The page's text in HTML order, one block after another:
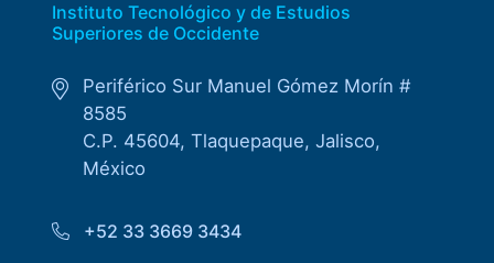
Instituto Tecnológico y de Estudios
Superiores de Occidente
Periférico Sur Manuel Gómez Morín #
8585
C.P. 45604, Tlaquepaque, Jalisco,
México
+52 33 3669 3434